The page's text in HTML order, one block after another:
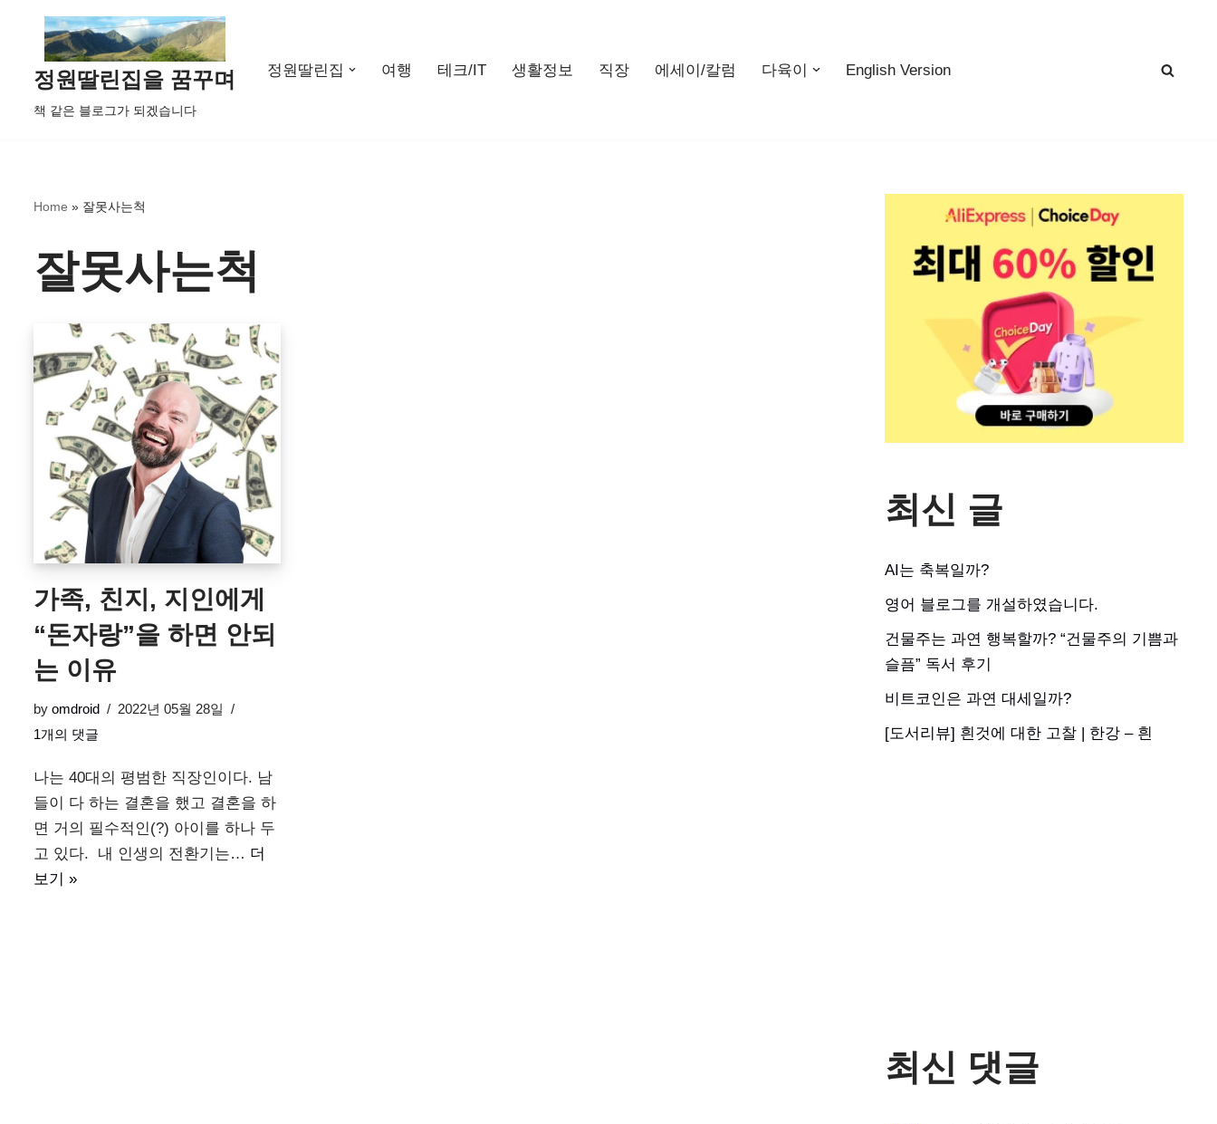
정원딸린집을 꿈꾸며
책 같은 블로그가 되겠습니다
정원딸린집 여행 테크/IT 생활정보 직장 에세이/칼럼 다육이 English Version
Home » 잘못사는척
잘못사는척
가족, 친지, 지인에게
“돈자랑”을 하면 안되
는 이유
by omdroid
2022년 05월 28일
1개의 댓글
나는 40대의 평범한 직장인이다. 남
들이 다 하는 결혼을 했고 결혼을 하
면 거의 필수적인(?) 아이를 하나 두
고 있다. 내 인생의 전환기는… 더
보기 »
최신 글
AI는 축복일까?
영어 블로그를 개설하였습니다.
건물주는 과연 행복할까? “건물주의 기쁨과
슬픔” 독서 후기
비트코인은 과연 대세일까?
[도서리뷰] 흰것에 대한 고찰 | 한강 – 흰
최신 댓글